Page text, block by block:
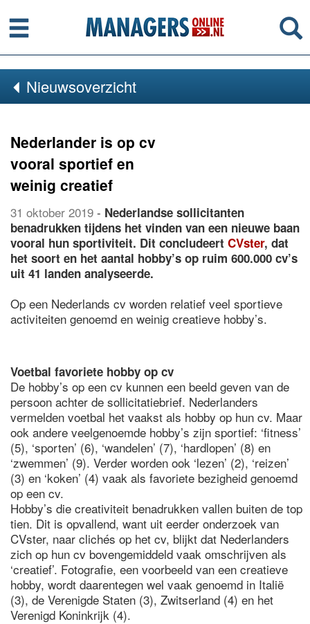
Menu
Nieuwsoverzicht
Nederlander is op cv
vooral sportief en
weinig creatief
31 oktober 2019 - Nederlandse sollicitanten
benadrukken tijdens het vinden van een nieuwe baan
vooral hun sportiviteit. Dit concludeert CVster, dat
het soort en het aantal hobby’s op ruim 600.000 cv’s
uit 41 landen analyseerde.
Op een Nederlands cv worden relatief veel sportieve
activiteiten genoemd en weinig creatieve hobby’s.
Voetbal favoriete hobby op cv
De hobby’s op een cv kunnen een beeld geven van de
persoon achter de sollicitatiebrief. Nederlanders
vermelden voetbal het vaakst als hobby op hun cv. Maar
ook andere veelgenoemde hobby’s zijn sportief: ‘fitness’
(5), ‘sporten’ (6), ‘wandelen’ (7), ‘hardlopen’ (8) en
‘zwemmen’ (9). Verder worden ook ‘lezen’ (2), ‘reizen’
(3) en ‘koken’ (4) vaak als favoriete bezigheid genoemd
op een cv.
Hobby’s die creativiteit benadrukken vallen buiten de top
tien. Dit is opvallend, want uit eerder onderzoek van
CVster, naar clichés op het cv, blijkt dat Nederlanders
zich op hun cv bovengemiddeld vaak omschrijven als
‘creatief’. Fotografie, een voorbeeld van een creatieve
hobby, wordt daarentegen wel vaak genoemd in Italië
(3), de Verenigde Staten (3), Zwitserland (4) en het
Verenigd Koninkrijk (4).